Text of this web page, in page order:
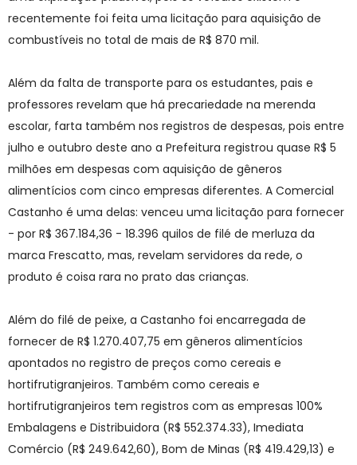
recentemente foi feita uma licitação para aquisição de
combustíveis no total de mais de R$ 870 mil.
Além da falta de transporte para os estudantes, pais e
professores revelam que há precariedade na merenda
escolar, farta também nos registros de despesas, pois entre
julho e outubro deste ano a Prefeitura registrou quase R$ 5
milhões em despesas com aquisição de gêneros
alimentícios com cinco empresas diferentes. A Comercial
Castanho é uma delas: venceu uma licitação para fornecer
- por R$ 367.184,36 - 18.396 quilos de filé de merluza da
marca Frescatto, mas, revelam servidores da rede, o
produto é coisa rara no prato das crianças.
Além do filé de peixe, a Castanho foi encarregada de
fornecer de R$ 1.270.407,75 em gêneros alimentícios
apontados no registro de preços como cereais e
hortifrutigranjeiros. Também como cereais e
hortifrutigranjeiros tem registros com as empresas 100%
Embalagens e Distribuidora (R$ 552.374.33), Imediata
Comércio (R$ 249.642,60), Bom de Minas (R$ 419.429,13) e